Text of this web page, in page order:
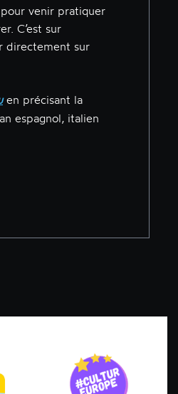
venir pratiquer
C’est sur
directement sur
en précisant la
espagnol, italien